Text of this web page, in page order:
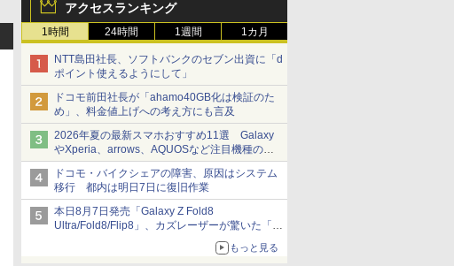
アクセスランキング
1時間 24時間 1週間 1カ月
NTT島田社長、ソフトバンクのセブン出資に「d
ポイント使えるようにして」
ドコモ前田社長が「ahamo40GB化は検証のた
め」、料金値上げへの考え方にも言及
2026年夏の最新スマホおすすめ11選 Galaxy
やXperia、arrows、AQUOSなど注目機種の特
徴は
ドコモ・バイクシェアの障害、原因はシステム
移行 都内は明日7日に復旧作業
本日8月7日発売「Galaxy Z Fold8
Ultra/Fold8/Flip8」、カズレーザーが驚いた「そ
もっと見る